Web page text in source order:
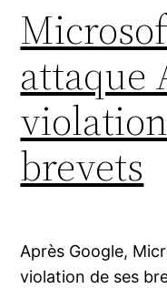
attaque
brevets
Après Google,
violation de ses